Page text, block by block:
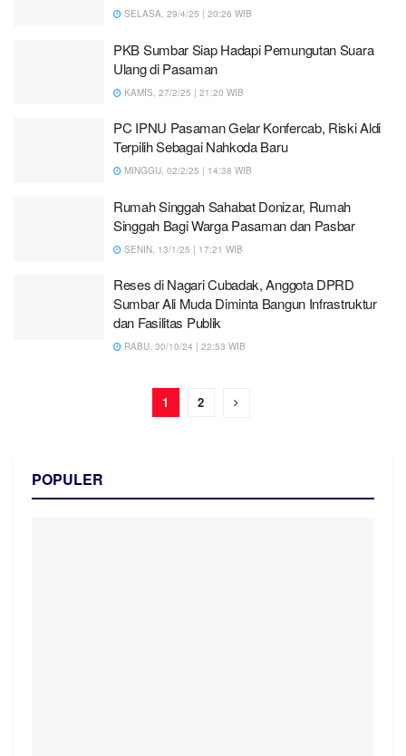
SELASA, 29/4/25 | 20:26 WIB
PKB Sumbar Siap Hadapi Pemungutan Suara
Ulang di Pasaman
KAMIS, 27/2/25 | 21:20 WIB
PC IPNU Pasaman Gelar Konfercab, Riski Aldi
Terpilih Sebagai Nahkoda Baru
MINGGU, 02/2/25 | 14:38 WIB
Rumah Singgah Sahabat Donizar, Rumah
Singgah Bagi Warga Pasaman dan Pasbar
SENIN, 13/1/25 | 17:21 WIB
Reses di Nagari Cubadak, Anggota DPRD
Sumbar Ali Muda Diminta Bangun Infrastruktur
dan Fasilitas Publik
RABU, 30/10/24 | 22:53 WIB
1 2
POPULER